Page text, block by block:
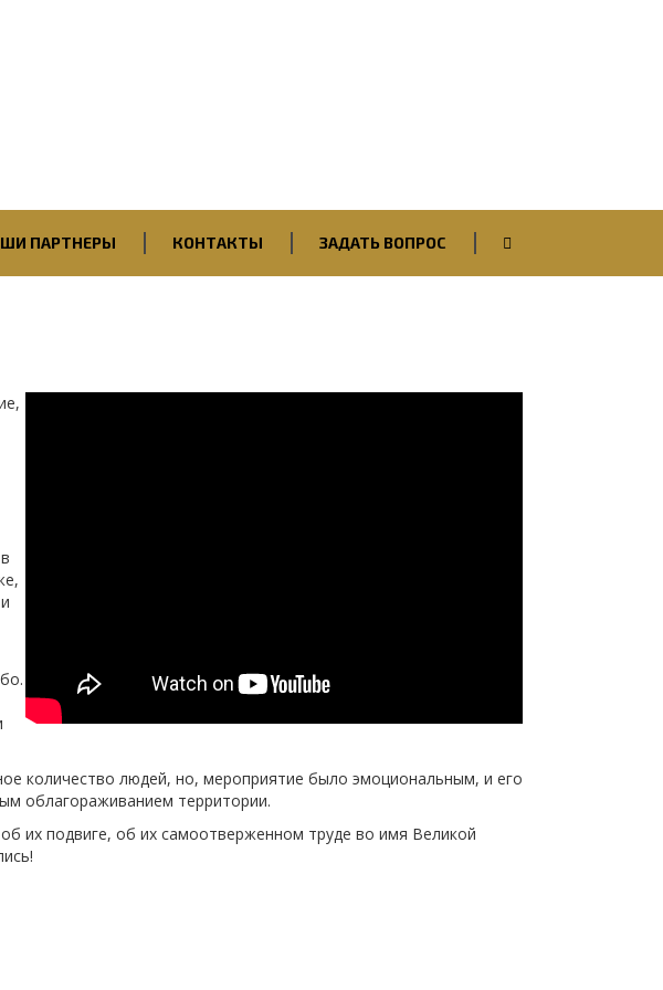
ПАРТНЕРЫ КОНТАКТЫ ЗАДАТЬ ВОПРОС
количество людей, но, мероприятие было эмоциональным, и его
облагораживанием территории.
их подвиге, об их самоотверженном труде во имя Великой